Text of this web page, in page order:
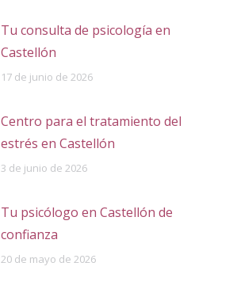
Tu consulta de psicología en
Castellón
17 de junio de 2026
Centro para el tratamiento del
estrés en Castellón
3 de junio de 2026
Tu psicólogo en Castellón de
confianza
20 de mayo de 2026